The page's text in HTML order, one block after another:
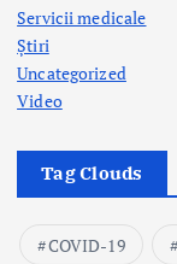
Servicii medicale
Știri
Uncategorized
Video
Tag Clouds
COVID-19